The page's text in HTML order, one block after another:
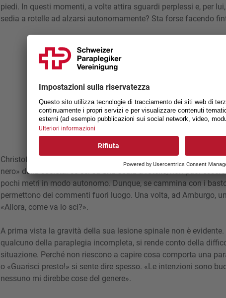
piedi. In questi momenti, a volte attira sguardi perplessi e, per
sedia a rotelle ad alzarsi autonomamente? Sta forse facendo
Sì, a volte ho la sensazione che le
un truffatore, un falso
Christof Bötschi
Christof Bötschi si imbatte continuamente in situazioni in cui si
nero» della società: se sei su una sedia a rotelle, non puoi
pochi metri in modo autonomo. Dunque, se cammina con i
permettono dei commenti fuori luogo. Una volta, ad Amburgo,
«Allora, come va lo sci?».
A prima vista la gravità della sua lesione spinale non è
qualcuno della paraplegia incompleta, si rende conto della
situazione. Perché non riescono a capire cosa comporta una
o «Guarisci presto!» si sente dire spesso. «Le intenzioni sono
nessuno mi direbbe cose del genere».